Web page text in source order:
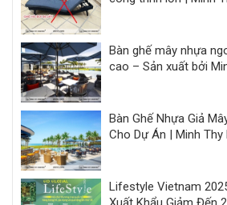
Bàn ghế mây nhựa
cao – Sản xuất bởi
Bàn Ghế Nhựa Giả
Cho Dự Án | Minh Thy
Lifestyle Vietnam